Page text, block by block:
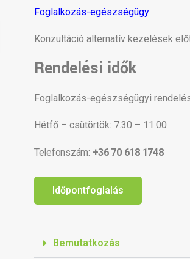
Foglalkozás-egészségügy
Konzultáció alternatív kezelések
Rendelési idők
Foglalkozás-egészségügyi
Hétfő – csütörtök: 7.30 – 11.00
Telefonszám: +36 70 618 1748
Időpontfoglalás
Bemutatkozás